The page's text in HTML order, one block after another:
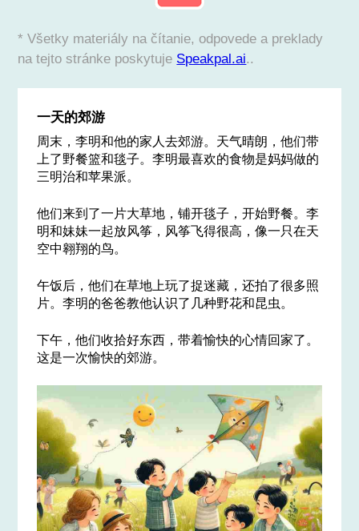
* Všetky materiály na čítanie, odpovede a preklady
na tejto stránke poskytuje Speakpal.ai..
一天的郊游
周末，李明和他的家人去郊游。天气晴朗，他们带
上了野餐篮和毯子。李明最喜欢的食物是妈妈做的
三明治和苹果派。
他们来到了一片大草地，铺开毯子，开始野餐。李
明和妹妹一起放风筝，风筝飞得很高，像一只在天
空中翱翔的鸟。
午饭后，他们在草地上玩了捉迷藏，还拍了很多照
片。李明的爸爸教他认识了几种野花和昆虫。
下午，他们收拾好东西，带着愉快的心情回家了。
这是一次愉快的郊游。